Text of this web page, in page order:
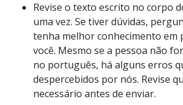
Revise o texto escrito no corpo
uma vez. Se tiver dúvidas,
tenha melhor conhecimento em
você. Mesmo se a pessoa não
no português, há alguns erros
despercebidos por nós. Revise
necessário antes de enviar.